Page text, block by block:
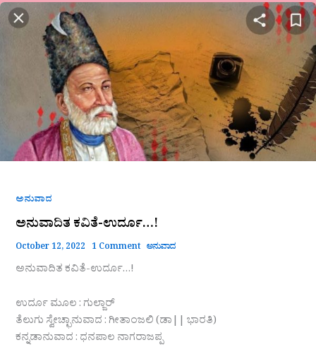
ಅನುವಾದ
ಅನುವಾದಿತ ಕವಿತೆ-ಉರ್ದೂ…!
October 12, 2022 1 Comment ಅನುವಾದ
ಅನುವಾದಿತ ಕವಿತೆ-ಉರ್ದೂ…!
ಉರ್ದೂ ಮೂಲ : ಗುಲ್ಜಾರ್
ತೆಲುಗು ಸ್ವೇಚ್ಛಾನುವಾದ : ಗೀತಾಂಜಲಿ (ಡಾ|| ಭಾರತಿ)
ಕನ್ನಡಾನುವಾದ : ಧನಪಾಲ ನಾಗರಾಜಪ್ಪ
ಅನುವಾದಿತ
ಕವಿತೆ-
ಉರ್ದೂ…!